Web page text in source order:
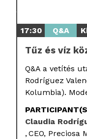
17:30 Q&A
Tűz és víz
Q&A a vetítés
Rodríguez
Kolumbia).
Claudia
CEO, Preciosa